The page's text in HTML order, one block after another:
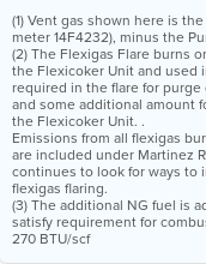
(1) Vent gas shown here is
meter 14F4232), minus the
(2) The Flexigas Flare burns
the Flexicoker Unit and used
required in the flare for purge
and some additional amount
the Flexicoker Unit. .
Emissions from all flexigas
are included under Martinez
continues to look for ways to
flexigas flaring.
(3) The additional NG fuel is
satisfy requirement for
270 BTU/scf